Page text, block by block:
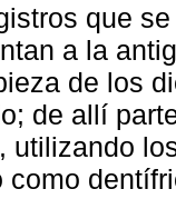
que
a la
de los
de allí
utilizando